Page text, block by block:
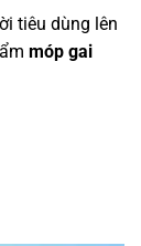
tiêu dùng lên
móp gai